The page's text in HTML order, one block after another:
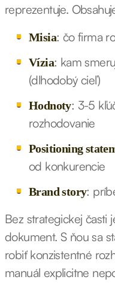
reprezentuje.
Misia: čo firma
Vízia: kam
(dlhodobý cieľ)
Hodnoty: 3-5
rozhodovanie
Positioning
od konkurencie
Brand story:
Bez strategickej časti
dokument. S ňou sa
robiť konzistentné
manuál explicitne